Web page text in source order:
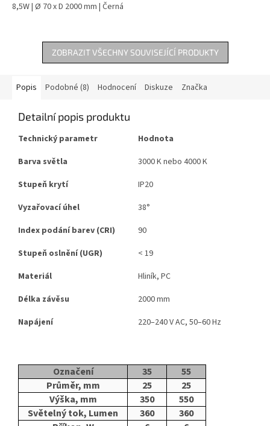
8,5W | Ø 70 x D 2000 mm | Černá
ZOBRAZIT VŠECHNY SOUVISEJÍCÍ PRODUKTY
Popis Podobné (8) Hodnocení Diskuze Značka
Detailní popis produktu
Technický parametr
Hodnota
Barva světla
3000 K nebo 4000 K
Stupeň krytí
IP20
Vyzařovací úhel
38°
Index podání barev (CRI)
90
Stupeň oslnění (UGR)
< 19
Materiál
Hliník, PC
Délka závěsu
2000 mm
Napájení
220–240 V AC, 50–60 Hz
Označení 35
55
Průměr, mm
25
25
Výška, mm
350
550
Světelný tok, Lumen
360
360